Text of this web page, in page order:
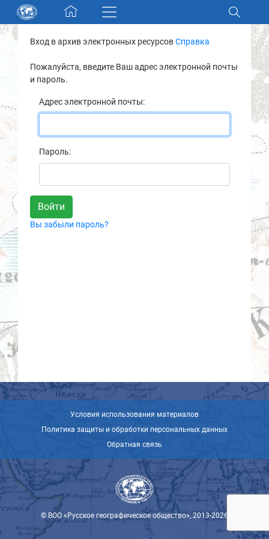
Skip navigation
Разделы и коллекции
Электронный каталог
Новости
О нас
Контакты
Партнеры
Вход в архив электронных ресурсовСправка
Пожалуйста, введите Ваш адрес электронной почты
и пароль.
Адрес электронной почты:
Пароль:
Вы забыли пароль?
Условия использования материалов
Политика защиты и обработки персональных данных
Обратная связь
© ВОО «Русское географическое общество», 2013-2026